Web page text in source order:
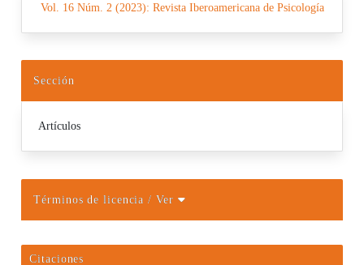
Vol. 16 Núm. 2 (2023): Revista Iberoamericana de Psicología
Sección
Artículos
Términos de licencia/ Ver
Citaciones